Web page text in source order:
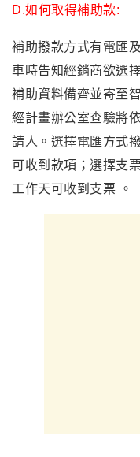
D.如何取得補助款:
補助撥款方式有電匯
車時告知經銷商欲選
補助資料備齊並寄至
經計畫辦公室查驗將
請人。選擇電匯方式
可收到款項；選擇支
工作天可收到支票 。